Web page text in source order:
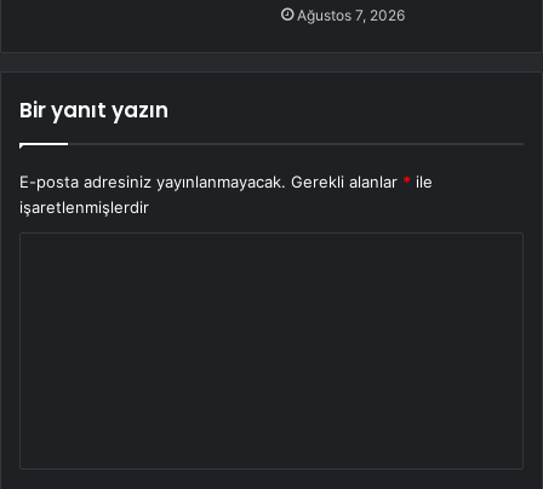
Ağustos 7, 2026
Bir yanıt yazın
E-posta adresiniz yayınlanmayacak. Gerekli alanlar * ile
işaretlenmişlerdir